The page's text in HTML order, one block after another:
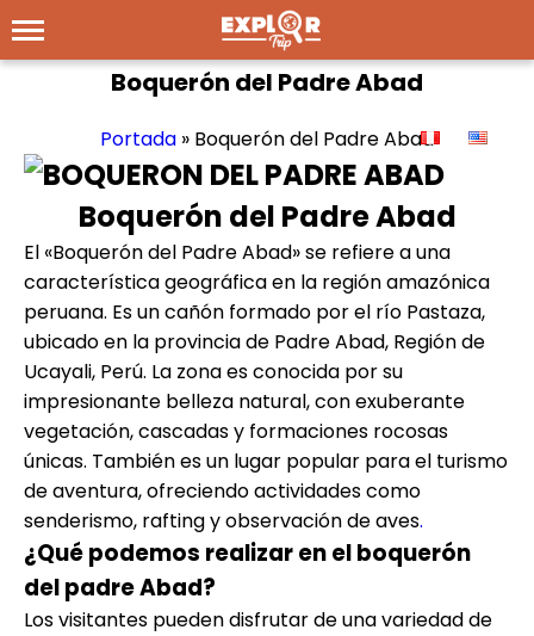
Boquerón del Padre Abad
Portada » Boquerón del Padre Abad
Boquerón del Padre Abad
El «Boquerón del Padre Abad» se refiere a una
característica geográfica en la región amazónica
peruana. Es un cañón formado por el río Pastaza,
ubicado en la provincia de Padre Abad, Región de
Ucayali, Perú. La zona es conocida por su
impresionante belleza natural, con exuberante
vegetación, cascadas y formaciones rocosas
únicas. También es un lugar popular para el turismo
de aventura, ofreciendo actividades como
senderismo, rafting y observación de aves.
¿Qué podemos realizar en el boquerón
del padre Abad?
Los visitantes pueden disfrutar de una variedad de